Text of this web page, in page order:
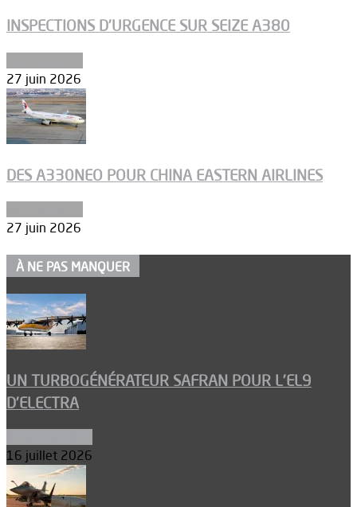
INSPECTIONS D’URGENCE SUR SEIZE A380
27 juin 2026
DES A330NEO POUR CHINA EASTERN AIRLINES
27 juin 2026
À NE PAS MANQUER
UN TURBOGÉNÉRATEUR SAFRAN POUR L’EL9
D’ELECTRA
16 juillet 2026